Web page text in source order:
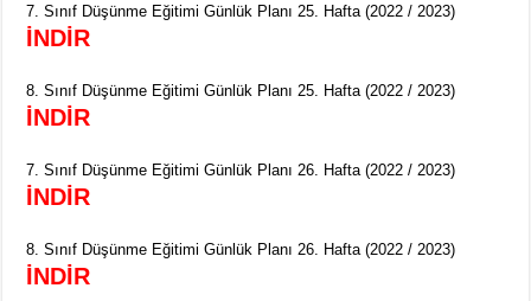
7. Sınıf Düşünme Eğitimi Günlük Planı 25. Hafta (2022 / 2023)
İNDİR
8. Sınıf Düşünme Eğitimi Günlük Planı 25. Hafta (2022 / 2023)
İNDİR
7. Sınıf Düşünme Eğitimi Günlük Planı 26. Hafta (2022 / 2023)
İNDİR
8. Sınıf Düşünme Eğitimi Günlük Planı 26. Hafta (2022 / 2023)
İNDİR